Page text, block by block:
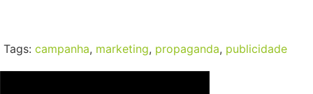
Tags: campanha, marketing, propaganda, publicidade